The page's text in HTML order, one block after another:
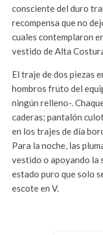
consciente del duro
recompensa que no
cuales contemplaron
vestido de Alta
El traje de dos piezas
hombros fruto del
ningún relleno-.
caderas; pantalón
en los trajes de día
Para la noche, las
vestido o apoyando la
estado puro que solo
escote en V.